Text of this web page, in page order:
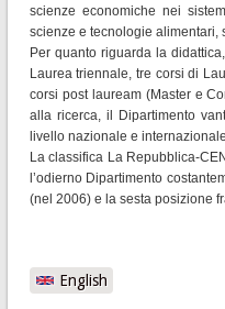
scienze economiche nei
scienze e tecnologie
Per quanto riguarda la
Laurea triennale, tre corsi di
corsi post lauream (Master e
alla ricerca, il Dipartimento
livello nazionale e
La classifica La Repubblica-
l’odierno Dipartimento
(nel 2006) e la sesta posizione
English